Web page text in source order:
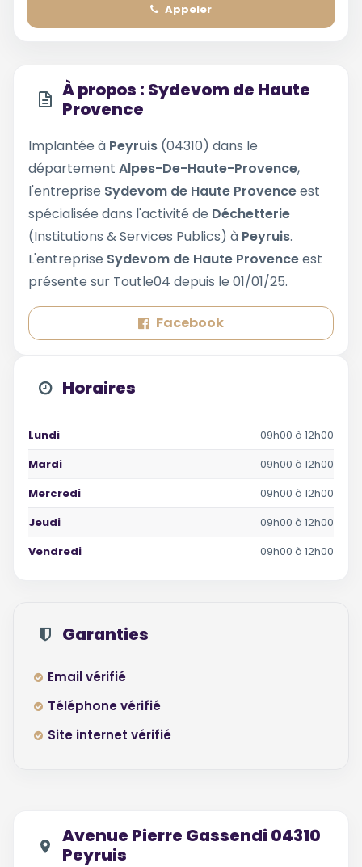
Appeler
À propos : Sydevom de Haute
Provence
Implantée à Peyruis (04310) dans le
département Alpes-De-Haute-Provence,
l'entreprise Sydevom de Haute Provenceest
spécialisée dans l'activité de Déchetterie
(Institutions & Services Publics) à Peyruis.
L'entreprise Sydevom de Haute Provenceest
présente sur Toutle04 depuis le 01/01/25.
Facebook
Horaires
Lundi
09h00 à 12h00
Mardi
09h00 à 12h00
Mercredi
09h00 à 12h00
Jeudi
09h00 à 12h00
Vendredi
09h00 à 12h00
Garanties
Email vérifié
Téléphone vérifié
Site internet vérifié
Avenue Pierre Gassendi 04310
Peyruis